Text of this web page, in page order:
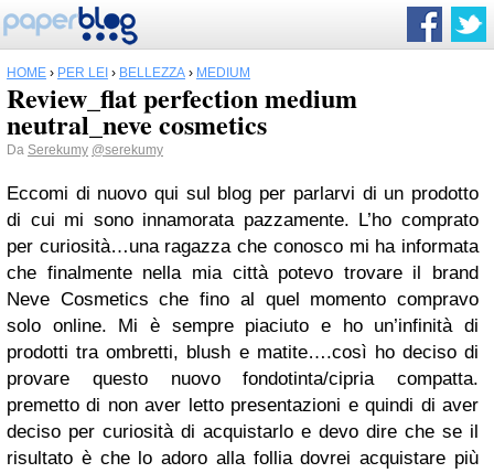
HOME › PER LEI › BELLEZZA › MEDIUM
Review_flat perfection medium
neutral_neve cosmetics
Da Serekumy @serekumy
Eccomi di nuovo qui sul blog per parlarvi di un prodotto
di cui mi sono innamorata pazzamente. L’ho comprato
per curiosità…una ragazza che conosco mi ha informata
che finalmente nella mia città potevo trovare il brand
Neve Cosmetics che fino al quel momento compravo
solo online. Mi è sempre piaciuto e ho un’infinità di
prodotti tra ombretti, blush e matite….così ho deciso di
provare questo nuovo fondotinta/cipria compatta.
premetto di non aver letto presentazioni e quindi di aver
deciso per curiosità di acquistarlo e devo dire che se il
risultato è che lo adoro alla follia dovrei acquistare più